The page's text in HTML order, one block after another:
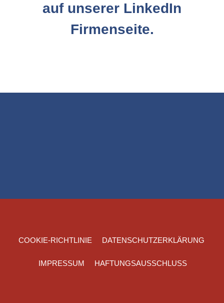
auf unserer LinkedIn
Firmenseite.
COOKIE-RICHTLINIE DATENSCHUTZERKLÄRUNG
IMPRESSUM HAFTUNGSAUSSCHLUSS